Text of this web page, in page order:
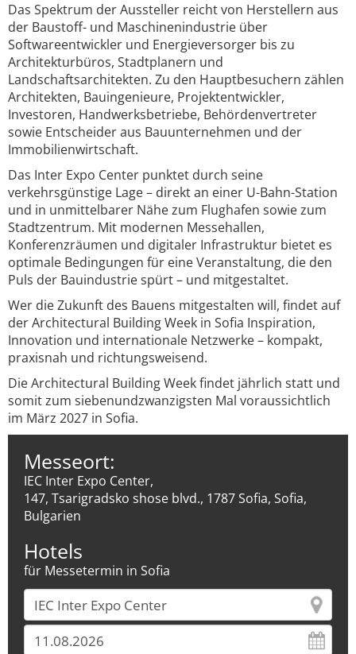
Das Spektrum der Aussteller reicht von Herstellern aus
der Baustoff- und Maschinenindustrie über
Softwareentwickler und Energieversorger bis zu
Architekturbüros, Stadtplanern und
Landschaftsarchitekten. Zu den Hauptbesuchern zählen
Architekten, Bauingenieure, Projektentwickler,
Investoren, Handwerksbetriebe, Behördenvertreter
sowie Entscheider aus Bauunternehmen und der
Immobilienwirtschaft.
Das Inter Expo Center punktet durch seine
verkehrsgünstige Lage – direkt an einer U-Bahn-Station
und in unmittelbarer Nähe zum Flughafen sowie zum
Stadtzentrum. Mit modernen Messehallen,
Konferenzräumen und digitaler Infrastruktur bietet es
optimale Bedingungen für eine Veranstaltung, die den
Puls der Bauindustrie spürt – und mitgestaltet.
Wer die Zukunft des Bauens mitgestalten will, findet auf
der Architectural Building Week in Sofia Inspiration,
Innovation und internationale Netzwerke – kompakt,
praxisnah und richtungsweisend.
Die Architectural Building Week findet jährlich statt und
somit zum siebenundzwanzigsten Mal voraussichtlich
im März 2027 in Sofia.
Messeort:
IEC Inter Expo Center,
147, Tsarigradsko shose blvd., 1787 Sofia, Sofia,
Bulgarien
Hotels
für Messetermin in Sofia